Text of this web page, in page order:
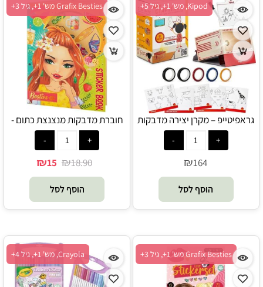
Kipod, מש' 1+, גיל 5+
גראפיטייפ – מקרן יצירה מדבקות
קיר - Kipod
₪164
הוסף לסל
Grafix Besties מש' 1+, גיל 3+
חוברת מדבקות מנצנצת כתום -
Grafix Besties
₪18.90
₪15
הוסף לסל
Grafix Besties מש' 1+, גיל 3+ Crayola, מש' 1+, גיל 4+